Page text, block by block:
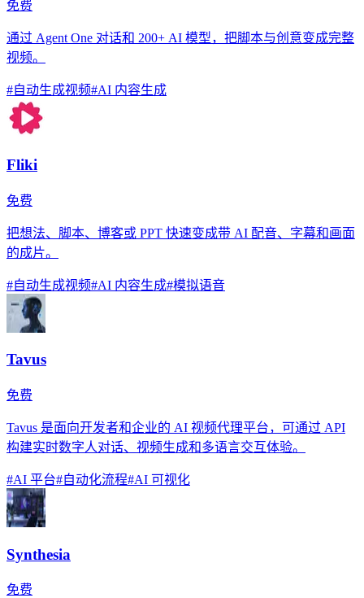
免费
通过 Agent One 对话和 200+ AI 模型，把脚本与创意变成完整
视频。
#自动生成视频#AI 内容生成
Fliki
免费
把想法、脚本、博客或 PPT 快速变成带 AI 配音、字幕和画面
的成片。
#自动生成视频#AI 内容生成#模拟语音
Tavus
免费
Tavus 是面向开发者和企业的 AI 视频代理平台，可通过 API
构建实时数字人对话、视频生成和多语言交互体验。
#AI 平台#自动化流程#AI 可视化
Synthesia
免费